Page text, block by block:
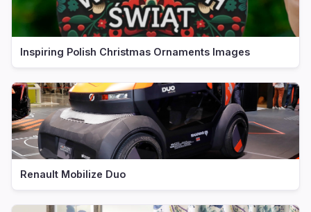
Inspiring Polish Christmas Ornaments Images
Renault Mobilize Duo